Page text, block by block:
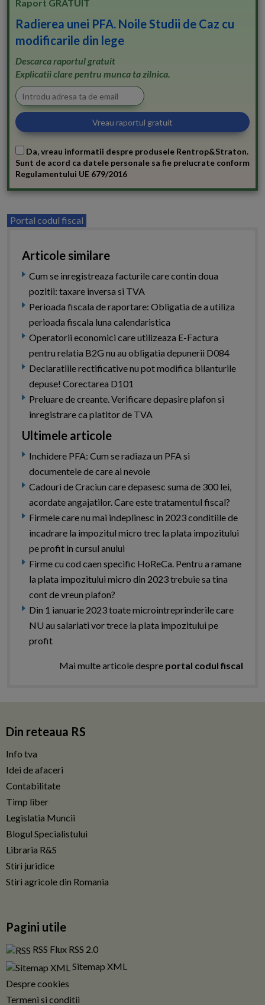
Raport GRATUIT
Radierea unei PFA. Noile Studii de Caz cu
modificarile din lege
Descarca raportul gratuit
Explicatii clare pentru munca ta zilnica.
Da, vreau informatii despre produsele Rentrop&Straton.
Sunt de acord ca datele personale sa fie prelucrate conform
Regulamentului UE 679/2016
Portal codul fiscal
Articole similare
Cum se inregistreaza facturile care contin doua
pozitii: taxare inversa si TVA
Perioada fiscala de raportare: Obligatia de a utiliza
perioada fiscala luna calendaristica
Operatorii economici care utilizeaza E-Factura
pentru relatia B2G nu au obligatia depunerii D084
Declaratiile rectificative nu pot modifica bilanturile
depuse! Corectarea D101
Preluare de creante. Verificare depasire plafon si
inregistrare ca platitor de TVA
Ultimele articole
Inchidere PFA: Cum se radiaza un PFA si
documentele de care ai nevoie
Cadouri de Craciun care depasesc suma de 300 lei,
acordate angajatilor. Care este tratamentul fiscal?
Firmele care nu mai indeplinesc in 2023 conditiile de
incadrare la impozitul micro trec la plata impozitului
pe profit in cursul anului
Firme cu cod caen specific HoReCa. Pentru a ramane
la plata impozitului micro din 2023 trebuie sa tina
cont de vreun plafon?
Din 1 ianuarie 2023 toate microintreprinderile care
NU au salariati vor trece la plata impozitului pe
profit
Mai multe articole despre portal codul fiscal
Din reteaua RS
Info tva
Idei de afaceri
Contabilitate
Timp liber
Legislatia Muncii
Blogul Specialistului
Libraria R&S
Stiri juridice
Stiri agricole din Romania
Pagini utile
RSS Flux RSS 2.0
Sitemap XML
Despre cookies
Termeni si conditii